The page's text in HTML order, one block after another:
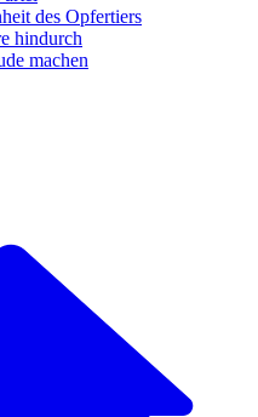
des Opfertiers
hindurch
machen